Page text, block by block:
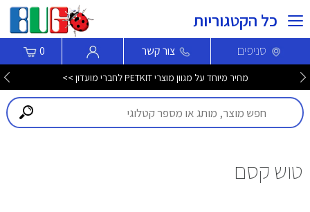
כל הקטגוריות
סניפים צור קשר 0
מחיר מיוחד על מגוון מוצרי PETKIT לחברי מועדון >>
טוש קסם